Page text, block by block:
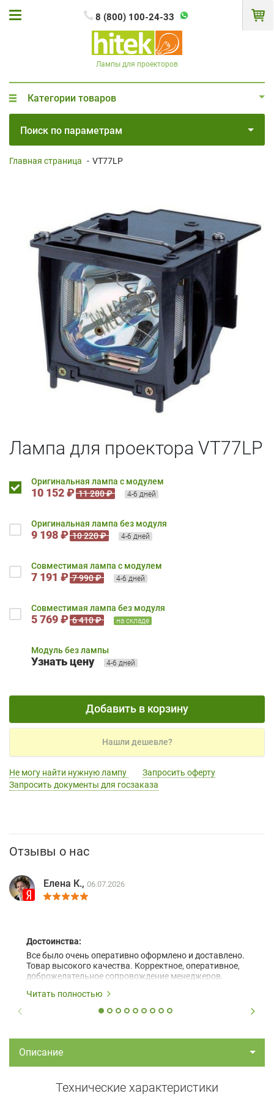
8 (800) 100-24-33
Лампы для проекторов
Категории товаров
Поиск по параметрам
Главная страница - VT77LP
Лампа для проектора VT77LP
Оригинальная лампа с модулем
10 152 ₽ 11 280 ₽ 4-6 дней
Оригинальная лампа без модуля
9 198 ₽ 10 220 ₽ 4-6 дней
Совместимая лампа с модулем
7 191 ₽ 7 990 ₽ 4-6 дней
Совместимая лампа без модуля
5 769 ₽ 6 410 ₽ на складе
Модуль без лампы
Узнать цену 4-6 дней
Добавить в корзину
Нашли дешевле?
Не могу найти нужную лампу
Запросить оферту
Запросить документы для госзаказа
Отзывы о нас
Елена К., 06.07.2026
Достоинства:
Все было очень оперативно оформлено и доставлено.
Товар высокого качества. Корректное, оперативное,
доброжелательное сопровождение менеджеров.
Читать полностью
Описание
Технические характеристики